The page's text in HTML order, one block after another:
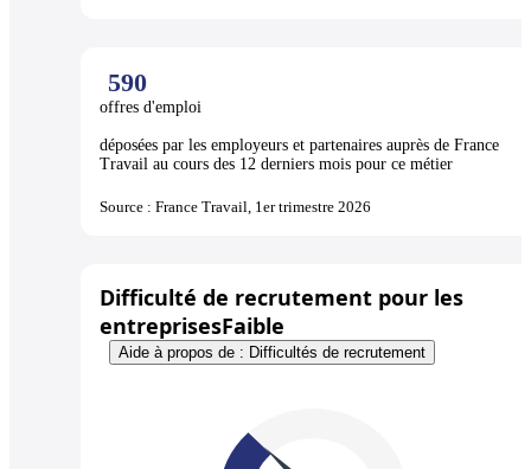
590
offres d'emploi
déposées par les employeurs et partenaires auprès de France
Travail au cours des 12 derniers mois pour ce métier
Source : France Travail, 1er trimestre 2026
Difficulté de recrutement pour les
entreprisesFaible
Aide à propos de : Difficultés de recrutement